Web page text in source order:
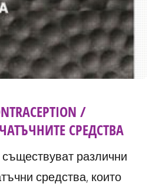
/
СРЕДСТВА
различни
средства, които